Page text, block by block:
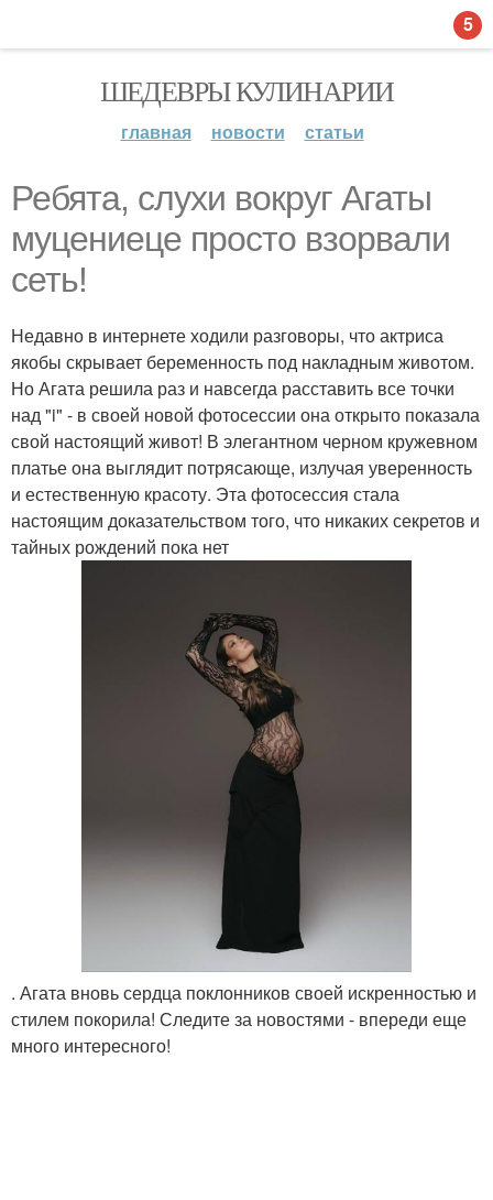
ШЕДЕВРЫ КУЛИНАРИИ
главная новости статьи
Ребята, слухи вокруг Агаты
муцениеце просто взорвали
сеть!
Недавно в интернете ходили разговоры, что актриса
якобы скрывает беременность под накладным животом.
Но Агата решила раз и навсегда расставить все точки
над "i" - в своей новой фотосессии она открыто показала
свой настоящий живот! В элегантном черном кружевном
платье она выглядит потрясающе, излучая уверенность
и естественную красоту. Эта фотосессия стала
настоящим доказательством того, что никаких секретов и
тайных рождений пока нет
. Агата вновь сердца поклонников своей искренностью и
стилем покорила! Следите за новостями - впереди еще
много интересного!
5